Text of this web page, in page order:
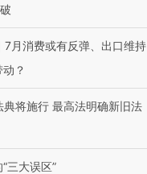
7月消费或有反弹、出口维持
？
典将施行 最高法明确新旧法
三大误区”